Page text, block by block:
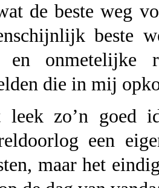
de beste weg
beste
en onmetelijke
die in mij
leek zo’n goed
een
maar het